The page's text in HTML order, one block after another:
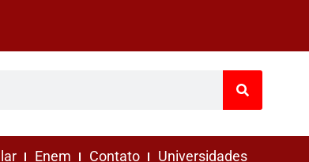
Enem Contato Universidades